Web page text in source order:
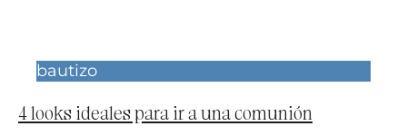
bautizo
4 looks ideales para ir a una comunión